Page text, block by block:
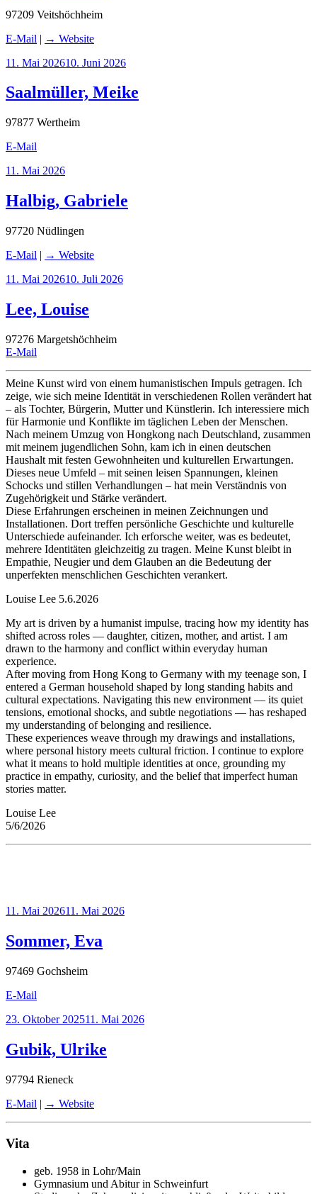
97209 Veitshöchheim
E-Mail | → Website
Veröffentlicht
11. Mai 202610. Juni 2026
Saalmüller, Meike
97877 Wertheim
E-Mail
Veröffentlicht
11. Mai 2026
Halbig, Gabriele
97720 Nüdlingen
E-Mail | → Website
Veröffentlicht
11. Mai 202610. Juli 2026
Lee, Louise
97276 Margetshöchheim
E-Mail
Meine Kunst wird von einem humanistischen Impuls getragen. Ich
zeige, wie sich meine Identität in verschiedenen Rollen verändert hat
– als Tochter, Bürgerin, Mutter und Künstlerin. Ich interessiere mich
für Harmonie und Konflikte im täglichen Leben der Menschen.
Nach meinem Umzug von Hongkong nach Deutschland, zusammen
mit meinem jugendlichen Sohn, kam ich in einen deutschen
Haushalt mit festen Gewohnheiten und kulturellen Erwartungen.
Dieses neue Umfeld – mit seinen leisen Spannungen, kleinen
Schocks und stillen Verhandlungen – hat mein Verständnis von
Zugehörigkeit und Stärke verändert.
Diese Erfahrungen erscheinen in meinen Zeichnungen und
Installationen. Dort treffen persönliche Geschichte und kulturelle
Unterschiede aufeinander. Ich erforsche weiter, was es bedeutet,
mehrere Identitäten gleichzeitig zu tragen. Meine Kunst bleibt in
Empathie, Neugier und dem Glauben an die Bedeutung der
unperfekten menschlichen Geschichten verankert.
Louise Lee 5.6.2026
My art is driven by a humanist impulse, tracing how my identity has
shifted across roles — daughter, citizen, mother, and artist. I am
drawn to the harmony and conflict within everyday human
experience.
After moving from Hong Kong to Germany with my teenage son, I
entered a German household shaped by long standing habits and
cultural expectations. Navigating this new environment — its quiet
tensions, emotional shocks, and subtle negotiations — has reshaped
my understanding of belonging and resilience.
These experiences weave through my drawings and installations,
where personal history meets cultural friction. I continue to explore
what it means to hold multiple identities at once, grounding my
practice in empathy, curiosity, and the belief that imperfect human
stories matter.
Louise Lee
5/6/2026
Veröffentlicht
11. Mai 202611. Mai 2026
Sommer, Eva
97469 Gochsheim
E-Mail
Veröffentlicht
23. Oktober 202511. Mai 2026
Gubik, Ulrike
97794 Rieneck
E-Mail | → Website
Vita
geb. 1958 in Lohr/Main
Gymnasium und Abitur in Schweinfurt